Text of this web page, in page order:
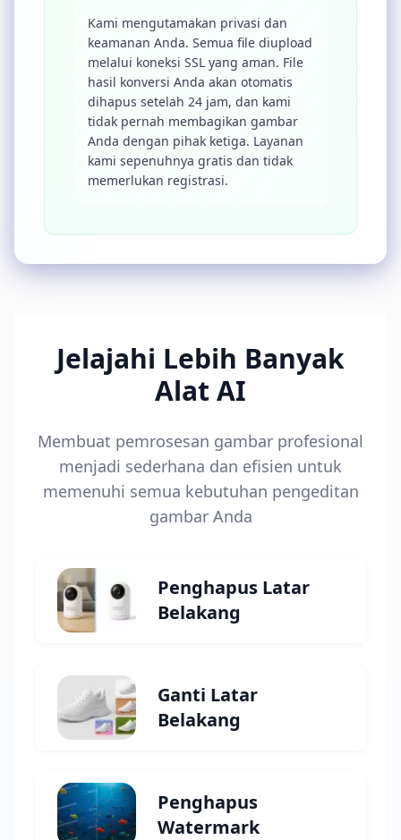
Kami mengutamakan privasi dan
keamanan Anda. Semua file diupload
melalui koneksi SSL yang aman. File
hasil konversi Anda akan otomatis
dihapus setelah 24 jam, dan kami
tidak pernah membagikan gambar
Anda dengan pihak ketiga. Layanan
kami sepenuhnya gratis dan tidak
memerlukan registrasi.
Jelajahi Lebih Banyak
Alat AI
Membuat pemrosesan gambar profesional
menjadi sederhana dan efisien untuk
memenuhi semua kebutuhan pengeditan
gambar Anda
Penghapus Latar
Belakang
Ganti Latar
Belakang
Penghapus
Watermark